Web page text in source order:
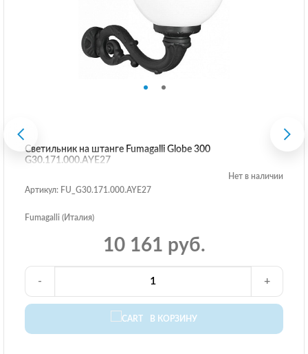
Светильник на штанге Fumagalli Globe 300
G30.171.000.AYE27
Нет в наличии
Артикул: FU_G30.171.000.AYE27
Fumagalli (Италия)
10 161 руб.
В КОРЗИНУ
- +